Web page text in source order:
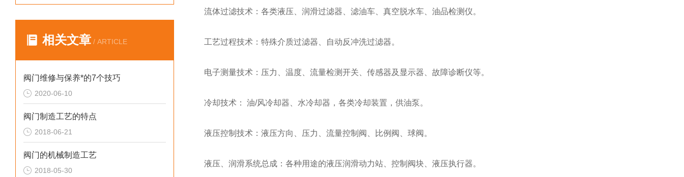
相关文章 / ARTICLE
阀门维修与保养*的7个技巧
2020-06-10
阀门制造工艺的特点
2018-06-21
阀门的机械制造工艺
2018-05-30
流体过滤技术：各类液压、润滑过滤器、滤油车、真空脱水车、油品检测仪。
工艺过程技术：特殊介质过滤器、自动反冲洗过滤器。
电子测量技术：压力、温度、流量检测开关、传感器及显示器、故障诊断仪等。
冷却技术： 油/风冷却器、水冷却器，各类冷却装置，供油泵。
液压控制技术：液压方向、压力、流量控制阀、比例阀、球阀。
液压、润滑系统总成：各种用途的液压润滑动力站、控制阀块、液压执行器。